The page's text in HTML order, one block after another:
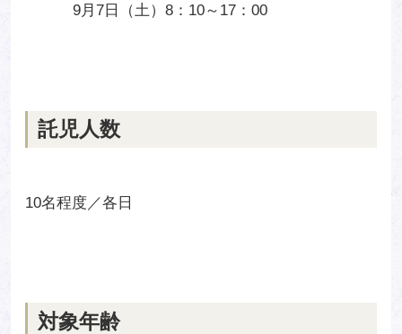
9月7日（土）8：10～17：00
託児人数
10名程度／各日
対象年齢